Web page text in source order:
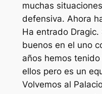
muchas
defensiva. Ahora
Ha entrado
buenos en el uno
años hemos
ellos pero es un
Volvemos al